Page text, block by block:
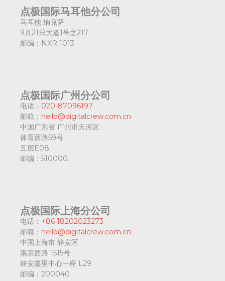
点极国际马耳他分公司
马耳他 纳克萨
9月21日大道1号之217
邮编： NXR 1013
点极国际广州分公司
电话： 020-87096197
邮箱： hello@digitalcrew.com.cn
中国广东省 广州市天河区
体育西路59号
五层E08
邮编： 510000.
点极国际上海分公司
电话： +86 18202023273
邮箱： hello@digitalcrew.com.cn
中国上海市 静安区
南京西路 1515号
静安嘉里中心一座 L29
邮编： 200040